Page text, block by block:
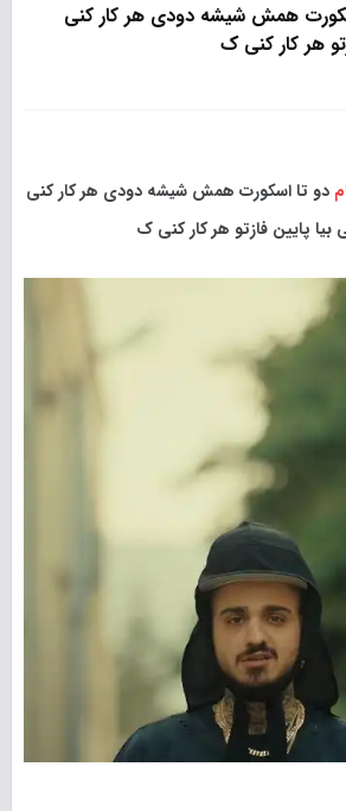
همش شیشه دودی هر کار کنی
هر کار کنی ک
دو تا اسکورت همش شیشه دودی هر کار کنی
بیا پایین فازتو هر کار کنی ک